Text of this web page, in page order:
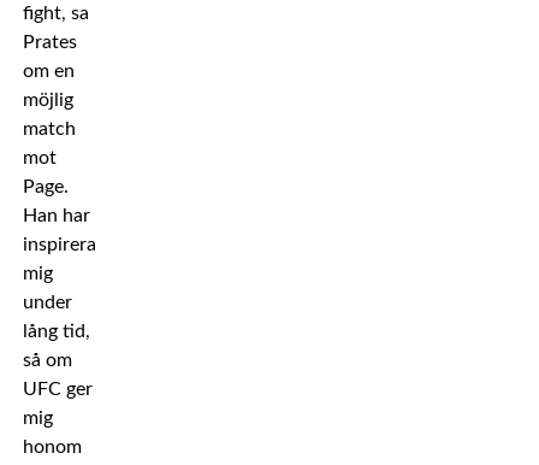
fight, sa
Prates
om en
möjlig
match
mot
Page.
Han har
inspirerat
mig
under
lång tid,
så om
UFC ger
mig
honom